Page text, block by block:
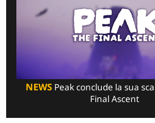
NEWSPeak conclude la sua
Final Ascent